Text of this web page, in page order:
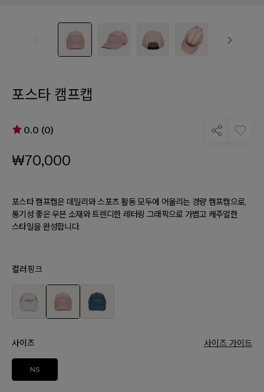
포스타 캠프캡
0.0 (0)
₩70,000
포스타 캠프캡은 데일리와 스포츠 활동 모두에 어울리는 경량 캠프캡으로,
통기성 좋은 우븐 소재와 트렌디한 레터링 그래픽으로 가볍고 캐주얼한
스타일을 완성합니다.
컬러 핑크
사이즈 사이즈 가이드
NS